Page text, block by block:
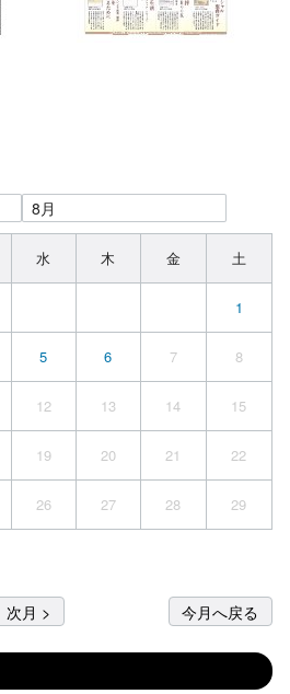
水 木 金 土
1
5 6 7 8
12 13 14 15
19 20 21 22
26 27 28 29
次月 > 今月へ戻る